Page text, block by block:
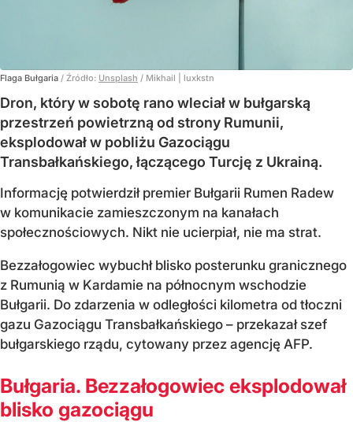
Flaga Bułgaria / Źródło: Unsplash / Mikhail | luxkstn
Dron, który w sobotę rano wleciał w bułgarską
przestrzeń powietrzną od strony Rumunii,
eksplodował w pobliżu Gazociągu
Transbałkańskiego, łączącego Turcję z Ukrainą.
Informację potwierdził premier Bułgarii Rumen Radew
w komunikacie zamieszczonym na kanałach
społecznościowych. Nikt nie ucierpiał, nie ma strat.
Bezzałogowiec wybuchł blisko posterunku granicznego
z Rumunią w Kardamie na północnym wschodzie
Bułgarii. Do zdarzenia w odległości kilometra od tłoczni
gazu Gazociągu Transbałkańskiego – przekazał szef
bułgarskiego rządu, cytowany przez agencję AFP.
Bułgaria. Bezzałogowiec eksplodował
blisko gazociągu